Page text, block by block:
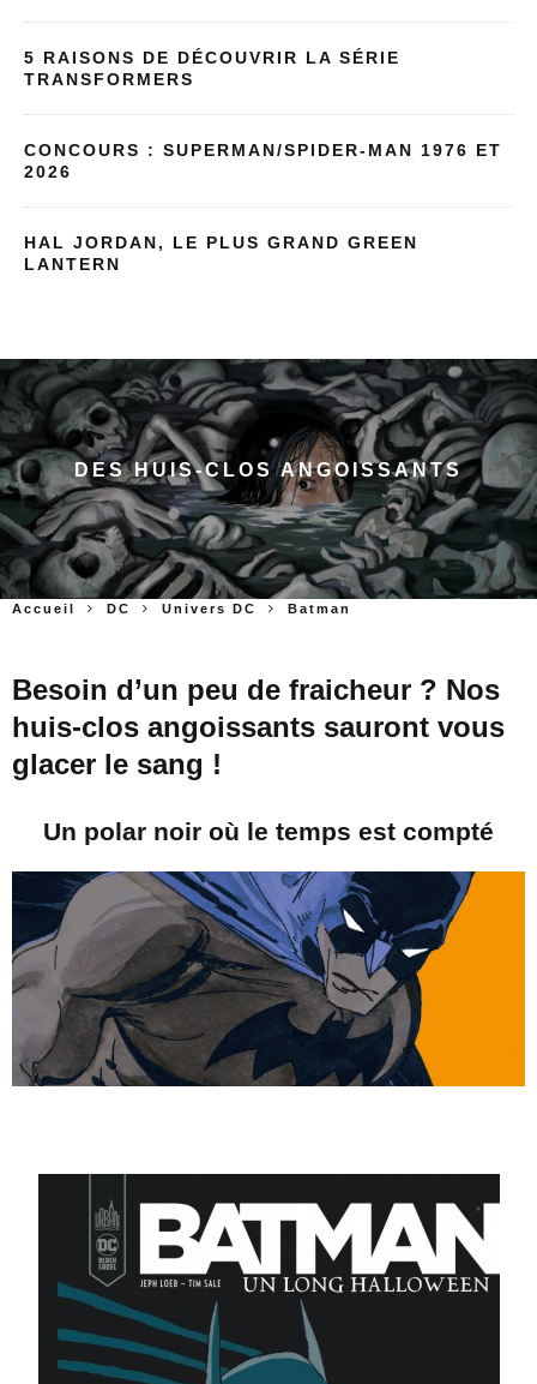
5 RAISONS DE DÉCOUVRIR LA SÉRIE
TRANSFORMERS
CONCOURS : SUPERMAN/SPIDER-MAN 1976 ET
2026
HAL JORDAN, LE PLUS GRAND GREEN
LANTERN
DES HUIS-CLOS ANGOISSANTS
Accueil DC Univers DC Batman
Besoin d’un peu de fraicheur ? Nos
huis-clos angoissants sauront vous
glacer le sang !
Un polar noir où le temps est compté